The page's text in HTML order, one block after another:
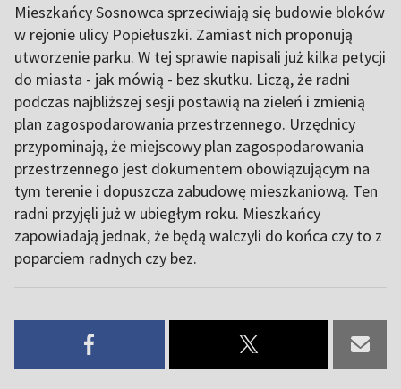
Mieszkańcy Sosnowca sprzeciwiają się budowie bloków
w rejonie ulicy Popiełuszki. Zamiast nich proponują
utworzenie parku. W tej sprawie napisali już kilka petycji
do miasta - jak mówią - bez skutku. Liczą, że radni
podczas najbliższej sesji postawią na zieleń i zmienią
plan zagospodarowania przestrzennego. Urzędnicy
przypominają, że miejscowy plan zagospodarowania
przestrzennego jest dokumentem obowiązującym na
tym terenie i dopuszcza zabudowę mieszkaniową. Ten
radni przyjęli już w ubiegłym roku. Mieszkańcy
zapowiadają jednak, że będą walczyli do końca czy to z
poparciem radnych czy bez.